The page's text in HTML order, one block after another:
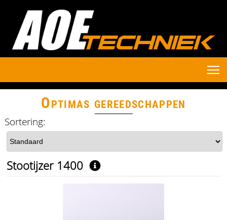
Optimas gereedschappen
Sortering:
Stootijzer 1400